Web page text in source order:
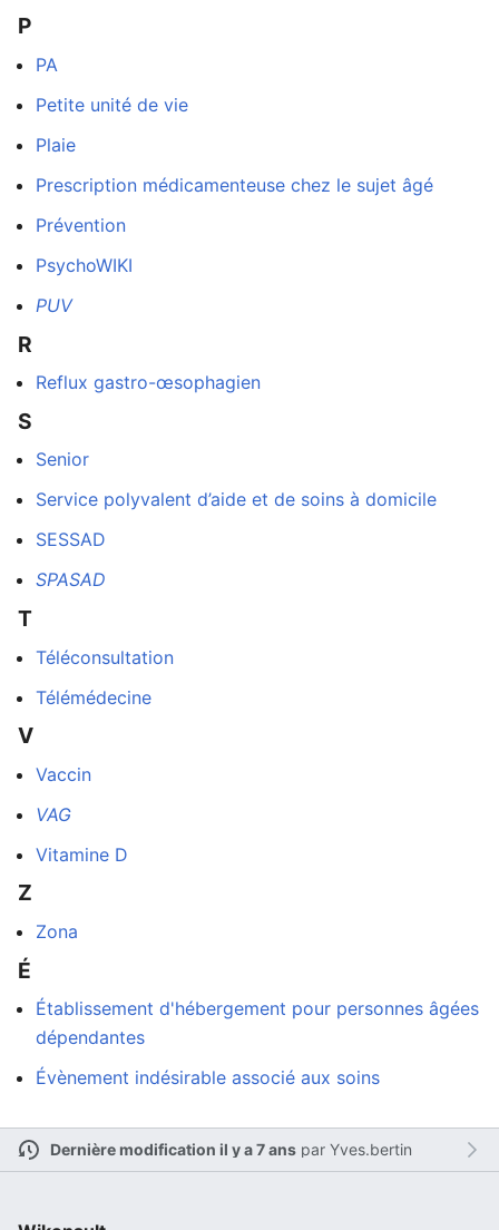
une
P
PA
Petite unité de vie
Plaie
Prescription médicamenteuse chez le sujet âgé
Prévention
PsychoWIKI
PUV
R
Reflux gastro-œsophagien
S
Senior
Service polyvalent d’aide et de soins à domicile
SESSAD
SPASAD
T
Téléconsultation
Télémédecine
V
Vaccin
VAG
Vitamine D
Z
Zona
É
Établissement d'hébergement pour personnes âgées
dépendantes
Évènement indésirable associé aux soins
Dernière modification il y a 7 anspar Yves.bertin